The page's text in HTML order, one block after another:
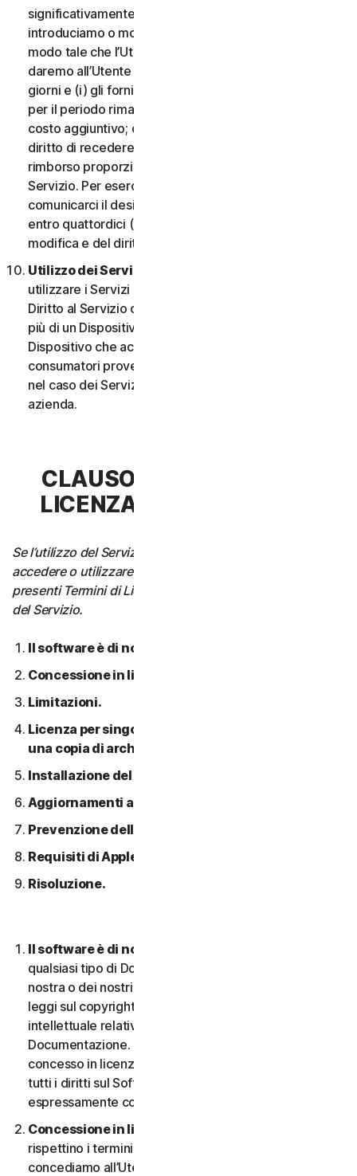
significativamente dannosa per l’Utente o
introduciamo o modifichiamo i criteri di idoneità in
modo tale che l’Utente non abbia più diritto ai Servizi,
daremo all’Utente un preavviso di quattordici (14)
giorni e (i) gli forniremo servizi comparabili o superiori
per il periodo rimanente del Servizio senza alcun
costo aggiuntivo; oppure (ii) concederemo all’Utente il
diritto di recedere dal contratto e ricevere un
rimborso proporzionale per il periodo rimanente del
Servizio. Per esercitare questo diritto, l’Utente deve
comunicarci il desiderio di rescindere il contratto
entro quattordici (14) giorni dalla notifica della
modifica e del diritto di rescissione.
Utilizzo dei Servizi in una rete.
utilizzare i Servizi su una rete a condizione che il
Diritto al Servizio consenta di accedere o utilizzarli su
più di un Dispositivo e a condizione che ogni
Dispositivo che accede a o utilizza i Servizi per i
consumatori provenga da un unico nucleo familiare o,
nel caso dei Servizi aziendali, da un’unica Piccola
azienda.
CLAUSOLA 3 - TERMINI DI
LICENZA DEL SOFTWARE
Se l’utilizzo del Servizio richiede di scaricare, installare,
accedere o utilizzare il Software su un Dispositivo, i
presenti Termini di Licenza si applicano anche all’utilizzo
del Servizio.
Il software è di nostra proprietà.
Concessione in licenza.
Limitazioni.
Licenza per singolo dispositivo; consentita solo
una copia di archivio o di backup.
Installazione del software.
Aggiornamenti automatici dei contenuti.
Prevenzione della pirateria software.
Requisiti di Apple.
Risoluzione.
Il software è di nostra proprietà.
qualsiasi tipo di Documentazione sono di proprietà
nostra o dei nostri licenziatari e sono protetti dalle
leggi sul copyright. Ciò include tutti i Diritti di proprietà
intellettuale relativi al Software e alla
Documentazione. Qualsiasi Software fornito da noi è
concesso in licenza e non venduto, e ci riserviamo
tutti i diritti sul Software e la Documentazione non
espressamente concessi nel CLS.
Concessione in licenza.
rispettino i termini e le condizioni del CLS,
concediamo all’Utente, nel territorio o nell’area